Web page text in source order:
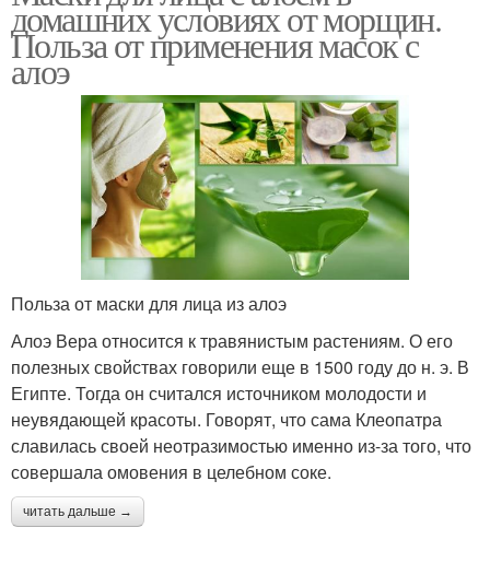
домашних условиях от морщин.
Польза от применения масок с
алоэ
Польза от маски для лица из алоэ
Алоэ Вера относится к травянистым растениям. О его
полезных свойствах говорили еще в 1500 году до н. э. В
Египте. Тогда он считался источником молодости и
неувядающей красоты. Говорят, что сама Клеопатра
славилась своей неотразимостью именно из-за того, что
совершала омовения в целебном соке.
читать дальше →